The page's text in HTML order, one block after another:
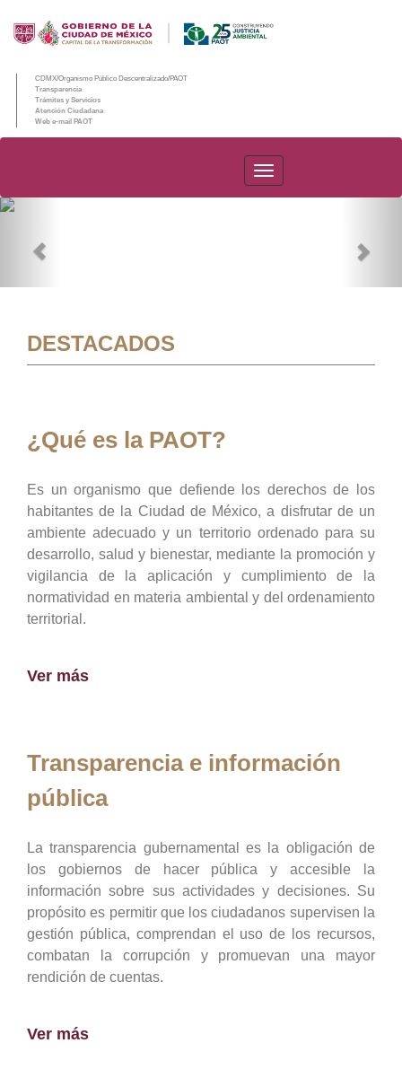
CDMX/Organismo Público Descentralizado/PAOT
Transparencia
Trámites y Servicios
Atención Ciudadana
Web e-mail PAOT
PAOT
DESTACADOS
¿Qué es la PAOT?
Es un organismo que defiende los derechos de los
habitantes de la Ciudad de México, a disfrutar de un
ambiente adecuado y un territorio ordenado para su
desarrollo, salud y bienestar, mediante la promoción y
vigilancia de la aplicación y cumplimiento de la
normatividad en materia ambiental y del ordenamiento
territorial.
Ver más
Transparencia e información
pública
La transparencia gubernamental es la obligación de
los gobiernos de hacer pública y accesible la
información sobre sus actividades y decisiones. Su
propósito es permitir que los ciudadanos supervisen la
gestión pública, comprendan el uso de los recursos,
combatan la corrupción y promuevan una mayor
rendición de cuentas.
Ver más